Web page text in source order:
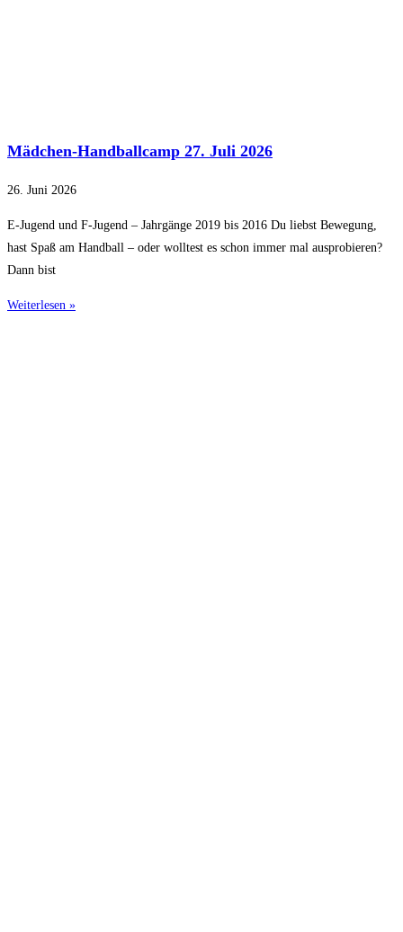
Mädchen-Handballcamp 27. Juli 2026
26. Juni 2026
E-Jugend und F-Jugend – Jahrgänge 2019 bis 2016 Du liebst Bewegung,
hast Spaß am Handball – oder wolltest es schon immer mal ausprobieren?
Dann bist
Weiterlesen »